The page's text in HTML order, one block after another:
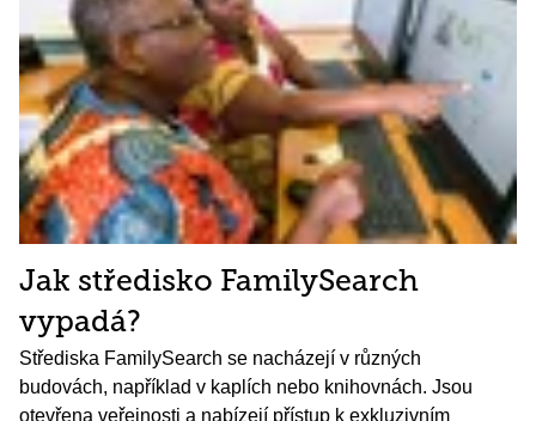
Jak středisko FamilySearch
vypadá?
Střediska FamilySearch se nacházejí v různých
budovách, například v kaplích nebo knihovnách. Jsou
otevřena veřejnosti a nabízejí přístup k exkluzivním